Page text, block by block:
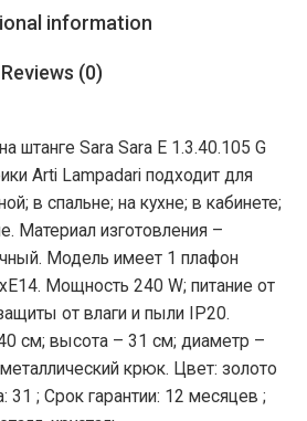
information
Reviews (0)
штанге Sara Sara E 1.3.40.105 G
Arti Lampadari подходит для
в спальне; на кухне; в кабинете;
Материал изготовления –
Модель имеет 1 плафон
Мощность 240 W; питание от
от влаги и пыли IP20.
см; высота – 31 см; диаметр –
крюк. Цвет: золото
31 ; Срок гарантии: 12 месяцев ;